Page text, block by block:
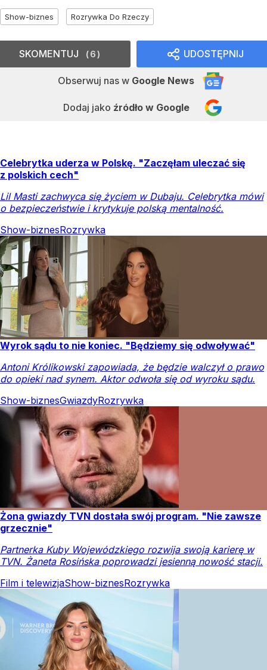
Show-biznes Rozrywka Do Rzeczy
UDOSTĘPNIJ
Obserwuj nas w Google News
Dodaj jako źródło w Google
SKOMENTUJ 6
Celebrytka uderza w Polskę. "Zaczęłam uleczać się
z polskich cech"
Lil Masti zachwyca się życiem w Dubaju. Celebrytka mówi
o bezpieczeństwie i krytykuje polską mentalność.
Show-biznesRozrywka
Wyrok sądu to nie koniec. "Będziemy się odwoływać"
Antoni Królikowski zapowiada, że będzie walczył o prawo
do opieki nad synem. Aktor odwoła się od wyroku sądu.
Show-biznesGwiazdyRozrywka
Żona gwiazdy TVN dostała swój program. "Nie zawsze
grzecznie"
Partnerka Kuby Wojewódzkiego rozwija swoją karierę w
TVN. Żaneta Rosińska poprowadzi jesienną nowość stacji.
Film i telewizjaShow-biznesRozrywka